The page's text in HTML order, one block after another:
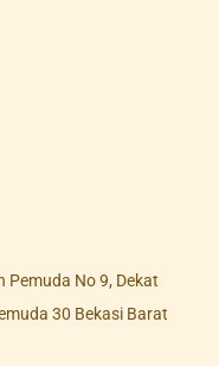
Pemuda No 9, Dekat
30 Bekasi Barat